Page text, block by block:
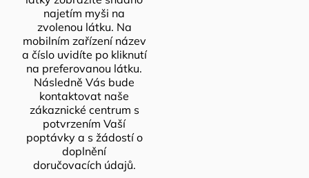
najetím myši na
zvolenou látku. Na
mobilním zařízení název
a číslo uvidíte po kliknutí
na preferovanou látku.
Následně Vás bude
kontaktovat naše
zákaznické centrum s
potvrzením Vaší
poptávky a s žádostí o
doplnění
doručovacích údajů.